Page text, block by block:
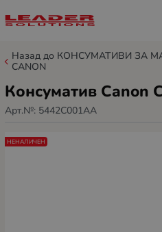
Назад до КОНСУМАТИВИ ЗА
CANON
Консуматив Canon
Арт.№: 5442C001AA
НЕНАЛИЧЕН